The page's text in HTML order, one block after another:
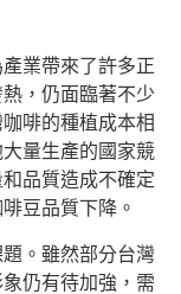
業帶來了許多正
，仍面臨著不少
啡的種植成本相
量生產的國家競
品質造成不確定
豆品質下降。
。雖然部分台灣
仍有待加強，需